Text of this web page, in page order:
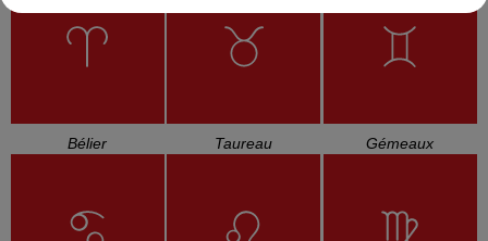
Bélier Taureau Gémeaux